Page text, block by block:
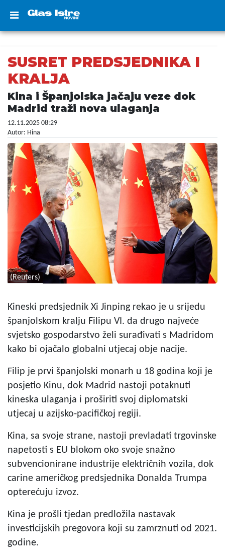
SUSRET PREDSJEDNIKA I
KRALJA
Kina i Španjolska jačaju veze dok
Madrid traži nova ulaganja
12.11.2025 08:29
Autor: Hina
(Reuters)
Kineski predsjednik Xi Jinping rekao je u srijedu
španjolskom kralju Filipu VI. da drugo najveće
svjetsko gospodarstvo želi surađivati s Madridom
kako bi ojačalo globalni utjecaj obje nacije.
Filip je prvi španjolski monarh u 18 godina koji je
posjetio Kinu, dok Madrid nastoji potaknuti
kineska ulaganja i proširiti svoj diplomatski
utjecaj u azijsko-pacifičkoj regiji.
Kina, sa svoje strane, nastoji prevladati trgovinske
napetosti s EU blokom oko svoje snažno
subvencionirane industrije električnih vozila, dok
carine američkog predsjednika Donalda Trumpa
opterećuju izvoz.
Kina je prošli tjedan predložila nastavak
investicijskih pregovora koji su zamrznuti od 2021.
godine.